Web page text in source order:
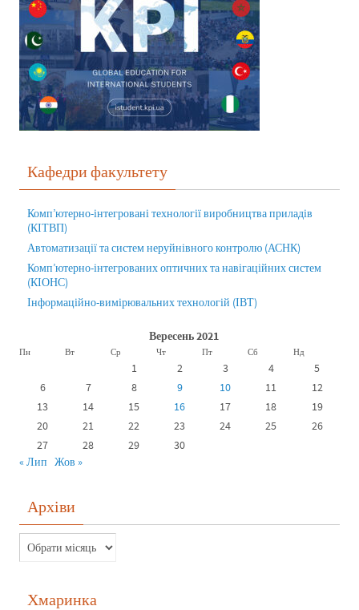
Кафедри факультету
Комп’ютерно-інтегровані технології виробництва приладів
(КІТВП)
Автоматизації та систем неруйнівного контролю (АСНК)
Комп’ютерно-інтегрованих оптичних та навігаційних систем
(КІОНС)
Інформаційно-вимірювальних технологій (ІВТ)
Вересень 2021
Пн Вт Ср Чт Пт Сб Нд
1 2 3 4
5
6
7 8 9 10 11
12
13
14 15 16 17 18
19
20
21 22 23 24 25
26
27
28 29
30
« Лип Жов »
Архіви
Хмаринка